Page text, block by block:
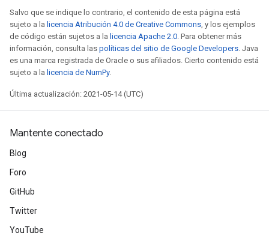
Salvo que se indique lo contrario, el contenido de esta página está
sujeto a la licencia Atribución 4.0 de Creative Commons, y los ejemplos
de código están sujetos a la licencia Apache 2.0. Para obtener más
información, consulta las políticas del sitio de Google Developers. Java
es una marca registrada de Oracle o sus afiliados. Cierto contenido está
sujeto a la licencia de NumPy.
Última actualización: 2021-05-14 (UTC)
Mantente conectado
Blog
Foro
GitHub
Twitter
YouTube